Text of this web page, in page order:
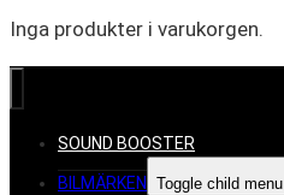
Inga produkter i varukorgen.
SOUND BOOSTER
BILMÄRKEN Toggle child menu